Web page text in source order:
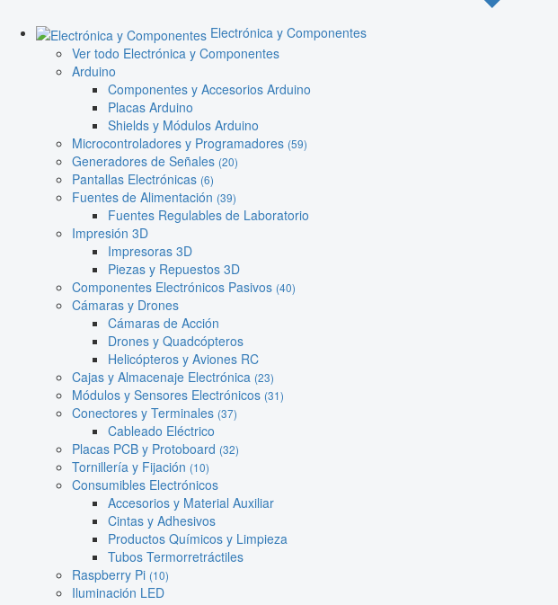
Electrónica y Componentes
Ver todo Electrónica y Componentes
Arduino
Componentes y Accesorios Arduino
Placas Arduino
Shields y Módulos Arduino
Microcontroladores y Programadores (59)
Generadores de Señales (20)
Pantallas Electrónicas (6)
Fuentes de Alimentación (39)
Fuentes Regulables de Laboratorio
Impresión 3D
Impresoras 3D
Piezas y Repuestos 3D
Componentes Electrónicos Pasivos (40)
Cámaras y Drones
Cámaras de Acción
Drones y Quadcópteros
Helicópteros y Aviones RC
Cajas y Almacenaje Electrónica (23)
Módulos y Sensores Electrónicos (31)
Conectores y Terminales (37)
Cableado Eléctrico
Placas PCB y Protoboard (32)
Tornillería y Fijación (10)
Consumibles Electrónicos
Accesorios y Material Auxiliar
Cintas y Adhesivos
Productos Químicos y Limpieza
Tubos Termorretráctiles
Raspberry Pi (10)
Iluminación LED